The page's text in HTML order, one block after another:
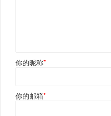
你的昵称*
你的邮箱*